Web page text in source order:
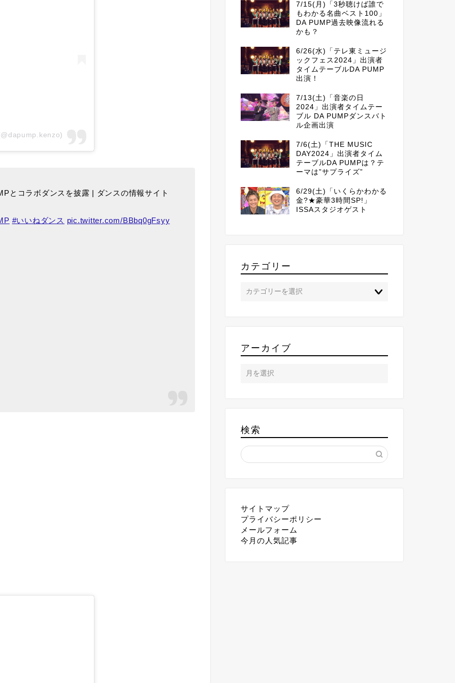
とコラボダンスを披露 | ダンスの情報サイト
#いいねダンス pic.twitter.com/BBbq0gFsyy
7/15(月)「3秒聴けば誰で
もわかる名曲ベスト100」
DA PUMP過去映像流れる
かも？
6/26(水)「テレ東ミュージ
ックフェス2024」出演者
タイムテーブルDA PUMP
出演！
7/13(土)「音楽の日
2024」出演者タイムテー
ブル DA PUMPダンスバト
ル企画出演
7/6(土)「THE MUSIC
DAY2024」出演者タイム
テーブルDA PUMPは？テ
ーマは”サプライズ”
6/29(土)「いくらかわかる
金?★豪華3時間SP!」
ISSAスタジオゲスト
カテゴリー
アーカイブ
検索
サイトマップ
プライバシーポリシー
メールフォーム
今月の人気記事